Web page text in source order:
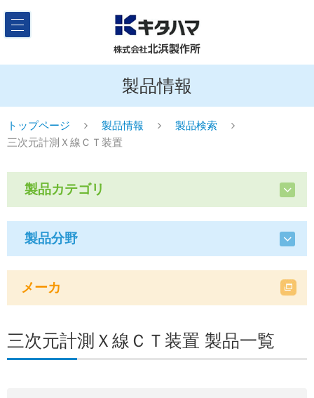
製品情報
トップページ 製品情報
製品検索
三次元計測Ｘ線ＣＴ装置
製品カテゴリ
製品分野
メーカ
三次元計測Ｘ線ＣＴ装置 製品一覧